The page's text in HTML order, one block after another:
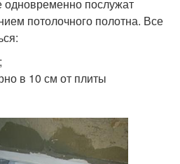
послужат
потолочного полотна. Все
в 10 см от плиты